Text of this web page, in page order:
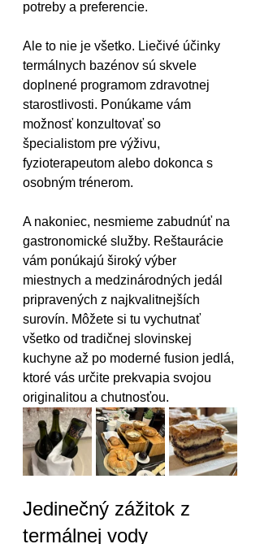
potreby a preferencie.
Ale to nie je všetko. Liečivé účinky
termálnych bazénov sú skvele
doplnené programom zdravotnej
starostlivosti. Ponúkame vám
možnosť konzultovať so
špecialistom pre výživu,
fyzioterapeutom alebo dokonca s
osobným trénerom.
A nakoniec, nesmieme zabudnúť na
gastronomické služby. Reštaurácie
vám ponúkajú široký výber
miestnych a medzinárodných jedál
pripravených z najkvalitnejších
surovín. Môžete si tu vychutnať
všetko od tradičnej slovinskej
kuchyne až po moderné fusion jedlá,
ktoré vás určite prekvapia svojou
originalitou a chutnosťou.
Jedinečný zážitok z
termálnej vody